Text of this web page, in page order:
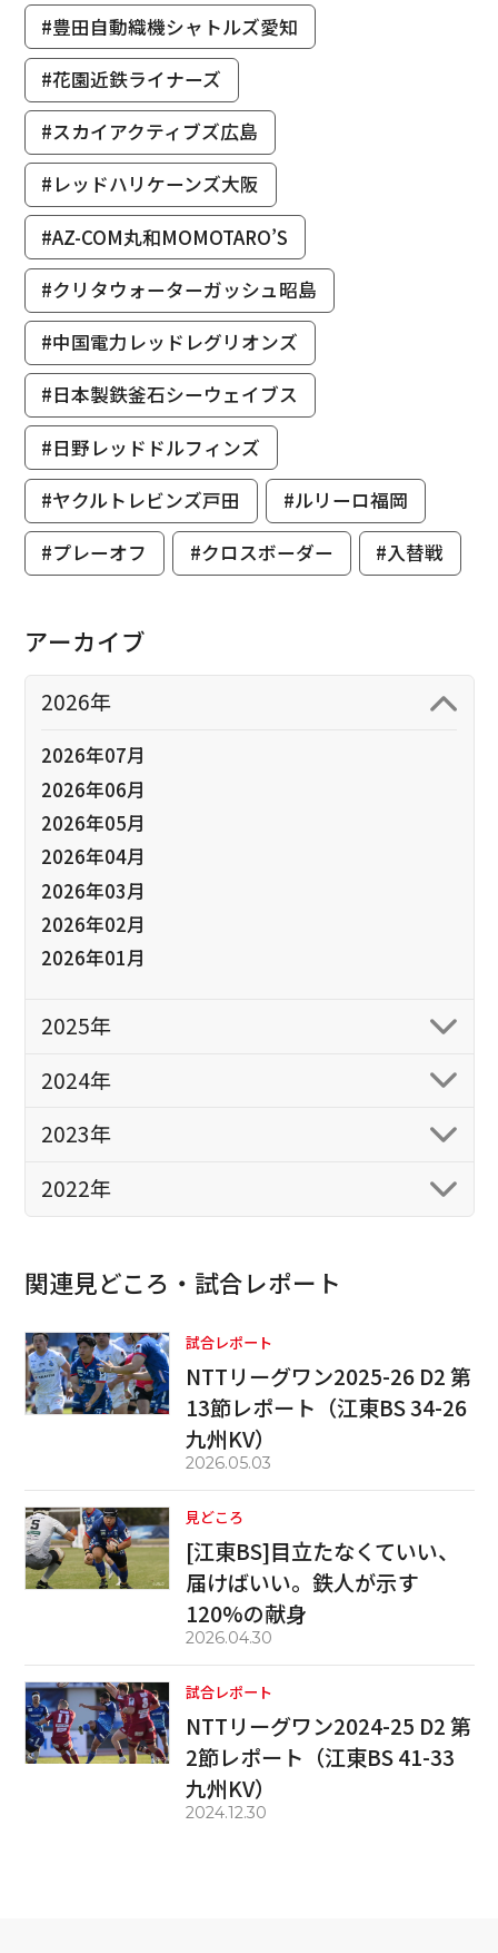
#豊田自動織機シャトルズ愛知
#花園近鉄ライナーズ
#スカイアクティブズ広島
#レッドハリケーンズ大阪
#AZ-COM丸和MOMOTARO’S
#クリタウォーターガッシュ昭島
#中国電力レッドレグリオンズ
#日本製鉄釜石シーウェイブス
#日野レッドドルフィンズ
#ヤクルトレビンズ戸田
#ルリーロ福岡
#プレーオフ
#クロスボーダー #入替戦
アーカイブ
2026年
2026年07月
2026年06月
2026年05月
2026年04月
2026年03月
2026年02月
2026年01月
2025年
2024年
2023年
2022年
関連見どころ・試合レポート
試合レポート
NTTリーグワン2025-26 D2 第
13節レポート（江東BS 34-26
九州KV）
2026.05.03
見どころ
[江東BS]目立たなくていい、
届けばいい。鉄人が示す
120%の献身
2026.04.30
試合レポート
NTTリーグワン2024-25 D2 第
2節レポート（江東BS 41-33
九州KV）
2024.12.30